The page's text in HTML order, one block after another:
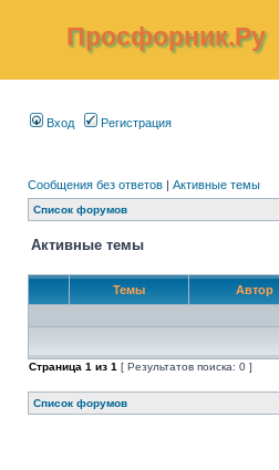
Просфорник.Ру
Вход Регистрация
Сообщения без ответов | Активные темы
Список форумов
Активные темы
Темы Автор
Страница 1 из 1 [ Результатов поиска: 0 ]
Список форумов